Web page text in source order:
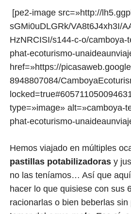
[pe2-image src=»http://
sGMi0uDLGRk/VA8t6J4xh3I/
HzNRCISI/s144-c-o/camboya-
phat-ecoturismo-
href=»https://
8948807084/
type=»image» alt=»camboya-
phat-ecoturismo-
Hemos viajado en múltiples
pastillas potabilizadoras y
no las teníamos… Así que
hacer lo que quisiese con sus
racionarlas o bien beberlas